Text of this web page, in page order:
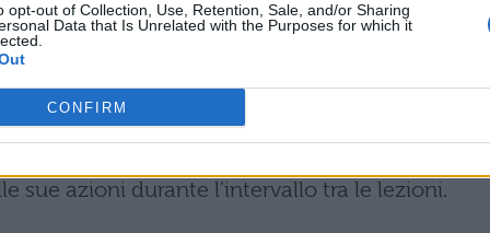
opt-out of Collection, Use, Retention, Sale, and/or Sharing
Data that Is Unrelated with the Purposes for which it
CONFIRM
sarebbero limitati alla minaccia di fare delle
c’era grande rispetto in classe. Uno dei due
stato persino bocciato. Ma ciò non gli
sua condotta ai danni dei ragazzi, che hanno
sue azioni durante l’intervallo tra le lezioni.